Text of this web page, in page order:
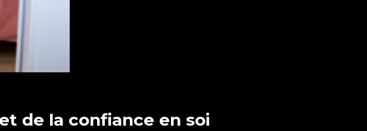
de la confiance en soi